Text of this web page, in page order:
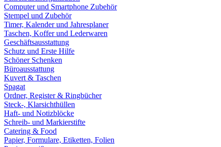
Computer und Smartphone Zubehör
Stempel und Zubehör
Timer, Kalender und Jahresplaner
Taschen, Koffer und Lederwaren
Geschäftsausstattung
Schutz und Erste Hilfe
Schöner Schenken
Büroausstattung
Kuvert & Taschen
Spagat
Ordner, Register & Ringbücher
Steck-, Klarsichthüllen
Haft- und Notizblöcke
Schreib- und Markierstifte
Catering & Food
Papier, Formulare, Etiketten, Folien